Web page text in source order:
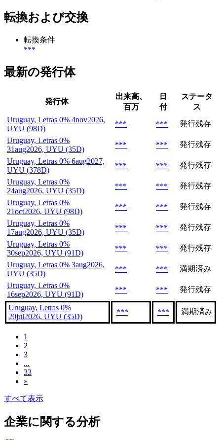
転換および交換
転換条件
***
最新の発行体
発行体
出来高、
百万
日
付
ステータ
ス
Uruguay, Letras 0% 4nov2026,
UYU (98D)
*** ***
発行残存
Uruguay, Letras 0%
31aug2026, UYU (35D)
*** ***
発行残存
Uruguay, Letras 0% 6aug2027,
UYU (378D)
*** ***
発行残存
Uruguay, Letras 0%
24aug2026, UYU (35D)
*** ***
発行残存
Uruguay, Letras 0%
21oct2026, UYU (98D)
*** ***
発行残存
Uruguay, Letras 0%
17aug2026, UYU (35D)
*** ***
発行残存
Uruguay, Letras 0%
30sep2026, UYU (91D)
*** ***
発行残存
Uruguay, Letras 0% 3aug2026,
UYU (35D)
*** ***
満期済み
Uruguay, Letras 0%
16sep2026, UYU (91D)
*** *** 発行残存
Uruguay, Letras 0%
20jul2026, UYU (35D)
*** *** 満期済み
1
2
3
...
33
»
すべて表示
企業に関する分析